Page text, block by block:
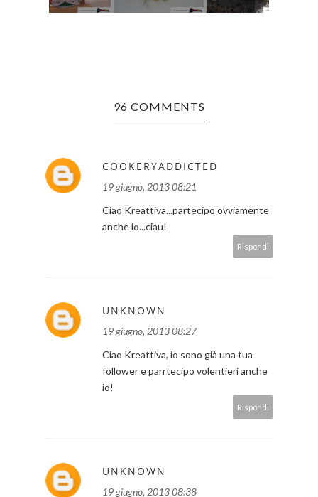
96 COMMENTS
COOKERYADDICTED
19 giugno, 2013 08:21
Ciao Kreattiva...partecipo ovviamente
anche io...ciau!
Rispondi
UNKNOWN
19 giugno, 2013 08:27
Ciao Kreattiva, io sono già una tua
follower e parrtecipo volentieri anche
io!
Rispondi
UNKNOWN
19 giugno, 2013 08:38